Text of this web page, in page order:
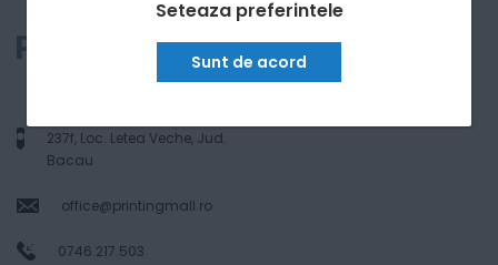
Seteaza preferintele
Sunt de acord
237f, Loc. Letea Veche, Jud.
Bacau
office@printingmall.ro
0746.217.503